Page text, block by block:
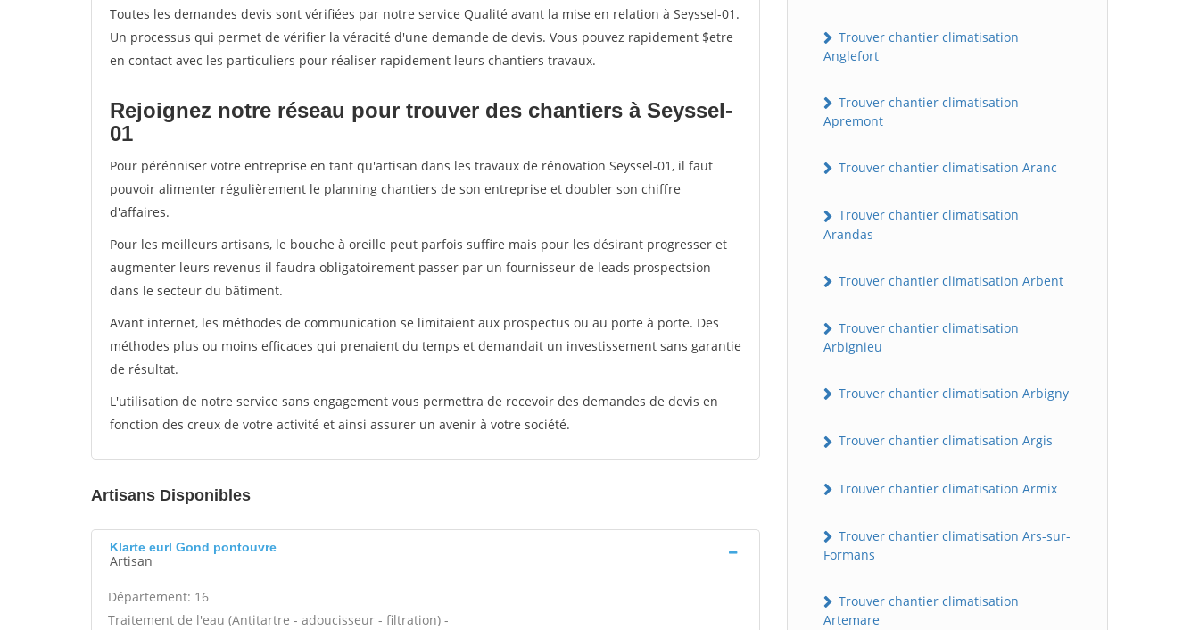
Toutes les demandes devis sont vérifiées par notre service Qualité avant la mise en relation à Seyssel-01.
Un processus qui permet de vérifier la véracité d'une demande de devis. Vous pouvez rapidement $etre
en contact avec les particuliers pour réaliser rapidement leurs chantiers travaux.
Rejoignez notre réseau pour trouver des chantiers à Seyssel-
01
Pour pérénniser votre entreprise en tant qu'artisan dans les travaux de rénovation Seyssel-01, il faut
pouvoir alimenter régulièrement le planning chantiers de son entreprise et doubler son chiffre
d'affaires.
Pour les meilleurs artisans, le bouche à oreille peut parfois suffire mais pour les désirant progresser et
augmenter leurs revenus il faudra obligatoirement passer par un fournisseur de leads prospectsion
dans le secteur du bâtiment.
Avant internet, les méthodes de communication se limitaient aux prospectus ou au porte à porte. Des
méthodes plus ou moins efficaces qui prenaient du temps et demandait un investissement sans garantie
de résultat.
L'utilisation de notre service sans engagement vous permettra de recevoir des demandes de devis en
fonction des creux de votre activité et ainsi assurer un avenir à votre société.
Artisans Disponibles
Klarte eurl Gond pontouvre
Artisan
Département: 16
Traitement de l'eau (Antitartre - adoucisseur - filtration) -
Trouver chantier climatisation
Anglefort
Trouver chantier climatisation
Apremont
Trouver chantier climatisation Aranc
Trouver chantier climatisation
Arandas
Trouver chantier climatisation Arbent
Trouver chantier climatisation
Arbignieu
Trouver chantier climatisation Arbigny
Trouver chantier climatisation Argis
Trouver chantier climatisation Armix
Trouver chantier climatisation Ars-sur-
Formans
Trouver chantier climatisation
Artemare